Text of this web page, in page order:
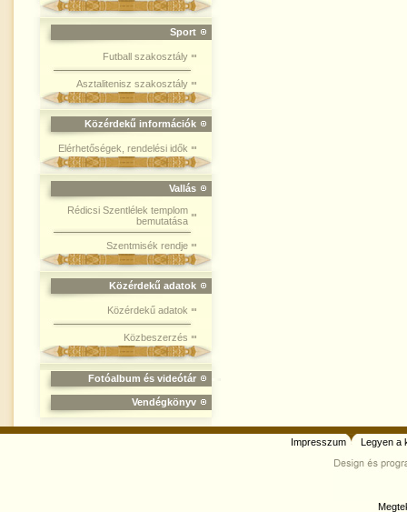
Sport
Futball szakosztály
Asztalitenisz szakosztály
Közérdekű információk
Elérhetőségek, rendelési idők
Vallás
Rédicsi Szentlélek templom
bemutatása
Szentmisék rendje
Közérdekű adatok
Közérdekű adatok
Közbeszerzés
Fotóalbum és videótár
Vendégkönyv
Impresszum Legyen a